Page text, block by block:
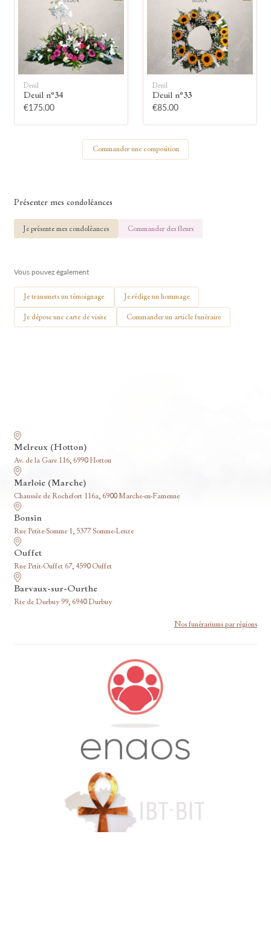
Montrez votre soutien à la famille en
allumant symboliquement une bougie.
Votre prénom
Deuil
Deuil n°34
€175.00
Deuil
Deuil n°33
€85.00
Commander une composition
Présenter mes condoléances
Je présente mes condoléances Commander des fleurs
Vous pouvez également
Je transmets un témoignage Je rédige un hommage
Je dépose une carte de visite Commander un article funéraire
Melreux (Hotton)
Av. de la Gare 116, 6990 Hotton
Marloie (Marche)
Chaussée de Rochefort 116a, 6900 Marche-en-Famenne
Bonsin
Rue Petite-Somme 1, 5377 Somme-Leuze
Ouffet
Rue Petit-Ouffet 67, 4590 Ouffet
Barvaux-sur-Ourthe
Rte de Durbuy 99, 6940 Durbuy
Nos funérariums par régions